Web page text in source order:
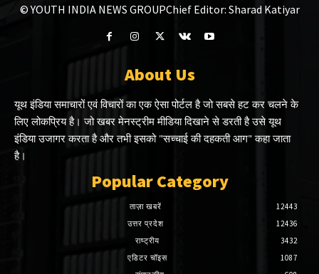
© YOUTH INDIA NEWS GROUPChief Editor: Sharad Katiyar
About Us
यूथ इंडिया समाचारों एवं विचारों का एक ऐसा पोर्टल है जो सबसे हट कर चलने के
लिए लोकप्रिय है। जो खबर मेनस्ट्रीम मीडिया दिखाने से डरती है उसे यूथ
इंडिया उजागर करता है और तभी इसको "सच्चाई की दहकती आग" कहा जाता
है।
Popular Category
ताज़ा खबरें
12443
उत्तर प्रदेश
12436
राष्ट्रीय
3432
एडिटर चॉइस
1087